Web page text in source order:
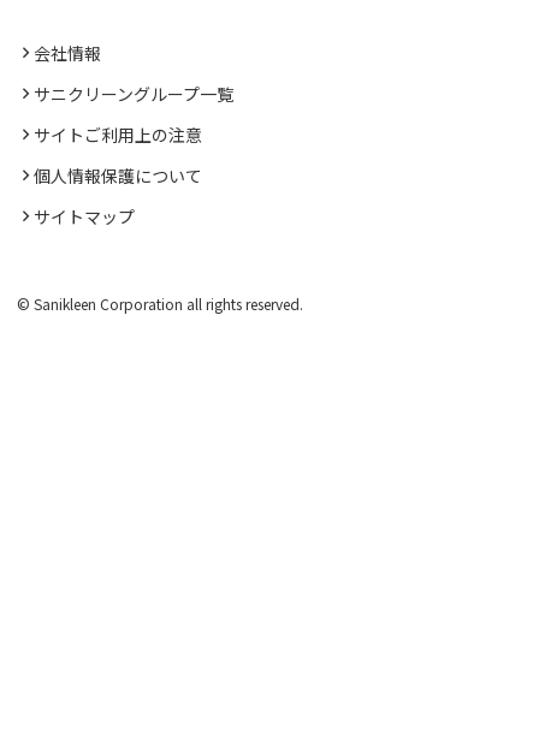
会社情報
サニクリーングループ一覧
サイトご利用上の注意
個人情報保護について
サイトマップ
© Sanikleen Corporation all rights reserved.